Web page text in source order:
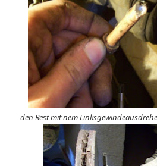
den Rest mit nem